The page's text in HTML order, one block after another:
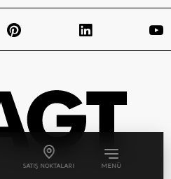
SATIŞ NOKTALARI MENÜ